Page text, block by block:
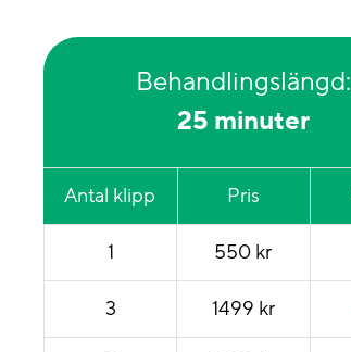
Behandlingslängd:
25 minuter
Antal klipp Pris
1 550 kr
3 1499 kr